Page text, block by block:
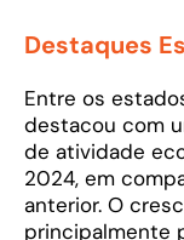
Destaques
Entre os
destacou com
de atividade
2024, em
anterior. O
principalmente